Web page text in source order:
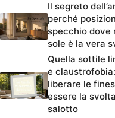
Il segreto
perché
specchio dove
sole è la vera
Quella sottile
e
liberare le
essere la
salotto